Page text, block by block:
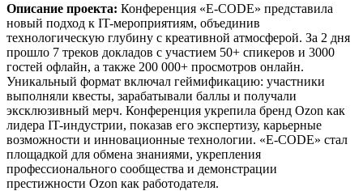
Описание проекта: Конференция «E-CODE» представила
новый подход к IT-мероприятиям, объединив
технологическую глубину с креативной атмосферой. За 2 дня
прошло 7 треков докладов с участием 50+ спикеров и 3000
гостей офлайн, а также 200 000+ просмотров онлайн.
Уникальный формат включал геймификацию: участники
выполняли квесты, зарабатывали баллы и получали
эксклюзивный мерч. Конференция укрепила бренд Ozon как
лидера IT-индустрии, показав его экспертизу, карьерные
возможности и инновационные технологии. «E-CODE» стал
площадкой для обмена знаниями, укрепления
профессионального сообщества и демонстрации
престижности Ozon как работодателя.